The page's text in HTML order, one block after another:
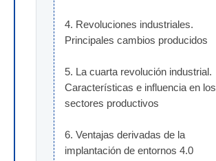
4. Revoluciones industriales.
Principales cambios producidos
5. La cuarta revolución industrial.
Características e influencia en los
sectores productivos
6. Ventajas derivadas de la
implantación de entornos 4.0